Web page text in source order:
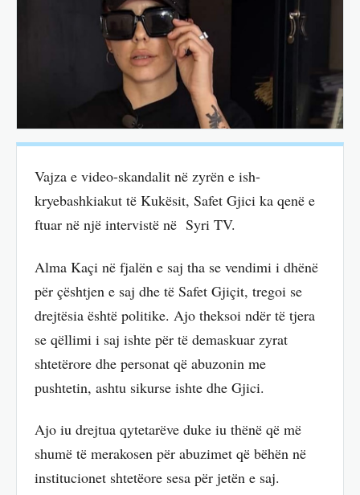
Vajza e video-skandalit në zyrën e ish-
kryebashkiakut të Kukësit, Safet Gjici ka qenë e
ftuar në një intervistë në Syri TV.
Alma Kaçi në fjalën e saj tha se vendimi i dhënë
për çështjen e saj dhe të Safet Gjiçit, tregoi se
drejtësia është politike. Ajo theksoi ndër të tjera
se qëllimi i saj ishte për të demaskuar zyrat
shtetërore dhe personat që abuzonin me
pushtetin, ashtu sikurse ishte dhe Gjici.
Ajo iu drejtua qytetarëve duke iu thënë që më
shumë të merakosen për abuzimet që bëhën në
institucionet shtetëore sesa për jetën e saj.